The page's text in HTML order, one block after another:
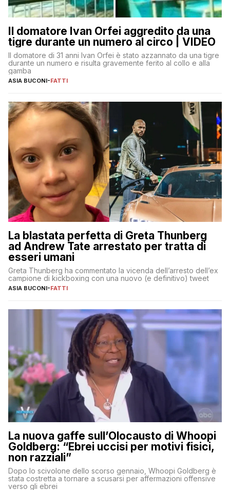
Il domatore Ivan Orfei aggredito da una
tigre durante un numero al circo | VIDEO
Il domatore di 31 anni Ivan Orfei è stato azzannato da una tigre
durante un numero e risulta gravemente ferito al collo e alla
gamba
ASIA BUCONI-FATTI
La blastata perfetta di Greta Thunberg
ad Andrew Tate arrestato per tratta di
esseri umani
Greta Thunberg ha commentato la vicenda dell’arresto dell’ex
campione di kickboxing con una nuovo (e definitivo) tweet
ASIA BUCONI-FATTI
La nuova gaffe sull’Olocausto di Whoopi
Goldberg: “Ebrei uccisi per motivi fisici,
non razziali”
Dopo lo scivolone dello scorso gennaio, Whoopi Goldberg è
stata costretta a tornare a scusarsi per affermazioni offensive
verso gli ebrei